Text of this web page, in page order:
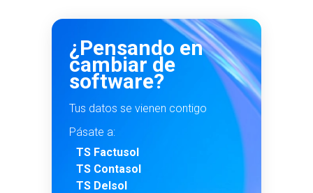
¿Pensando en
cambiar de
software?
Tus datos se vienen contigo
Pásate a:
TS Factusol
TS Contasol
TS Delsol